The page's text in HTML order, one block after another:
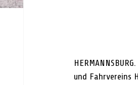
und Fahrvereins